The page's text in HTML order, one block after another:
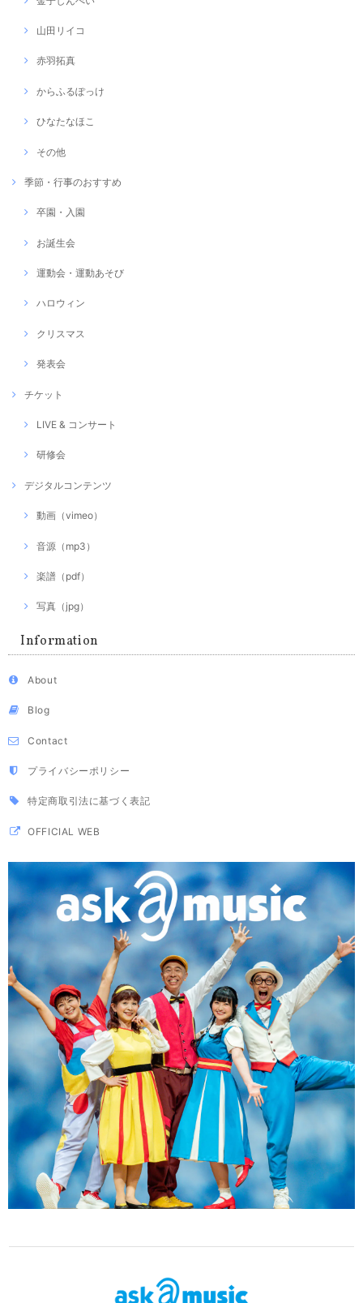
山田リイコ
赤羽拓真
からふるぽっけ
ひなたなほこ
その他
季節・行事のおすすめ
卒園・入園
お誕生会
運動会・運動あそび
ハロウィン
クリスマス
発表会
チケット
LIVE & コンサート
研修会
デジタルコンテンツ
動画（vimeo）
音源（mp3）
楽譜（pdf）
写真（jpg）
Information
About
Blog
Contact
プライバシーポリシー
特定商取引法に基づく表記
OFFICIAL WEB